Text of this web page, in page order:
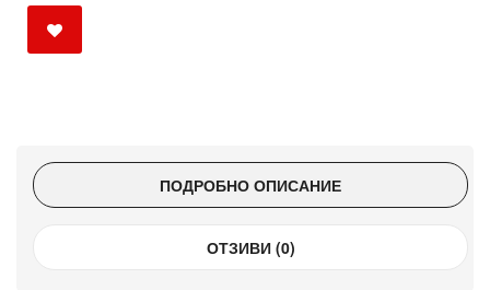
ПОДРОБНО ОПИСАНИЕ
ОТЗИВИ (0)